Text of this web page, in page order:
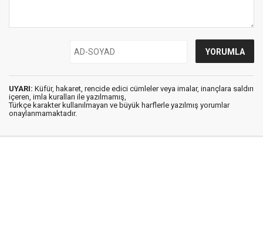
UYARI: Küfür, hakaret, rencide edici cümleler veya imalar, inançlara saldırı
içeren, imla kuralları ile yazılmamış,
Türkçe karakter kullanılmayan ve büyük harflerle yazılmış yorumlar
onaylanmamaktadır.